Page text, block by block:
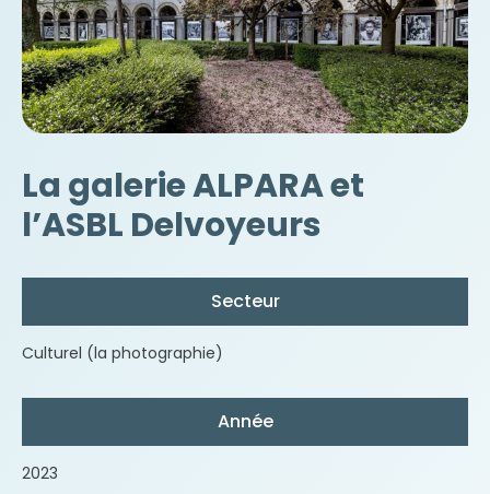
La galerie ALPARA et
l’ASBL Delvoyeurs
Secteur
Culturel (la photographie)
Année
2023